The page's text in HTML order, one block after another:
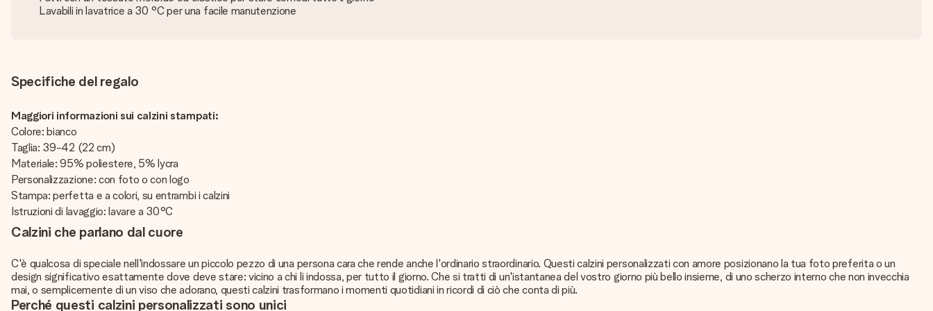
Lavabili in lavatrice a 30 °C per una facile manutenzione
Specifiche del regalo
Maggiori informazioni sui calzini stampati:
Colore: bianco
Taglia: 39-42 (22 cm)
Materiale: 95% poliestere, 5% lycra
Personalizzazione: con foto o con logo
Stampa: perfetta e a colori, su entrambi i calzini
Istruzioni di lavaggio: lavare a 30°C
Calzini che parlano dal cuore
C'è qualcosa di speciale nell'indossare un piccolo pezzo di una persona cara che rende anche l'ordinario straordinario. Questi calzini personalizzati con amore posizionano la tua foto preferita o un
design significativo esattamente dove deve stare: vicino a chi li indossa, per tutto il giorno. Che si tratti di un'istantanea del vostro giorno più bello insieme, di uno scherzo interno che non invecchia
mai, o semplicemente di un viso che adorano, questi calzini trasformano i momenti quotidiani in ricordi di ciò che conta di più.
Perché questi calzini personalizzati sono unici